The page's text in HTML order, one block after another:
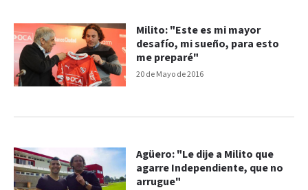
20 de Mayo de 2016
Milito: "Este es mi mayor
desafío, mi sueño, para esto
me preparé"
Agüero: "Le dije a Milito que
agarre Independiente, que no
arrugue"